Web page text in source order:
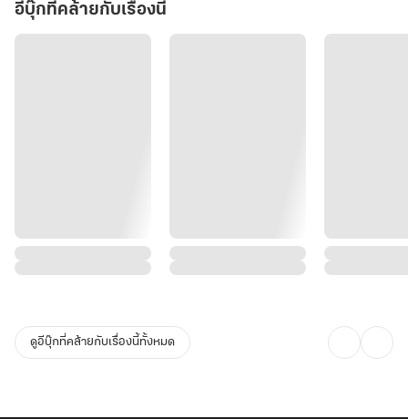
อีบุ๊กที่คล้ายกับเรื่องนี้
ดูอีบุ๊กที่คล้ายกับเรื่องนี้ทั้งหมด